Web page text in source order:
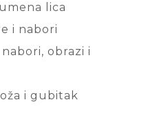
lica
i nabori
obrazi i
i gubitak